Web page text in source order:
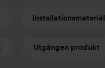
Installationsmaterial
Utgången produkt